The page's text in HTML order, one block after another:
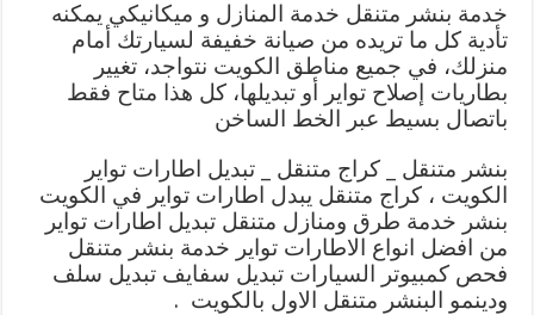
خدمة بنشر متنقل خدمة المنازل و ميكانيكي يمكنه
تأدية كل ما تريده من صيانة خفيفة لسيارتك أمام
منزلك، في جميع مناطق الكويت نتواجد، تغيير
بطاريات إصلاح تواير أو تبديلها، كل هذا متاح فقط
باتصال بسيط عبر الخط الساخن
بنشر متنقل _ كراج متنقل _ تبديل اطارات تواير
الكويت ، كراج متنقل يبدل اطارات تواير في الكويت
بنشر خدمة طرق ومنازل متنقل تبديل اطارات تواير
من افضل انواع الاطارات تواير خدمة بنشر متنقل
فحص كمبيوتر السيارات تبديل سفايف تبديل سلف
ودينمو البنشر متنقل الاول بالكويت .